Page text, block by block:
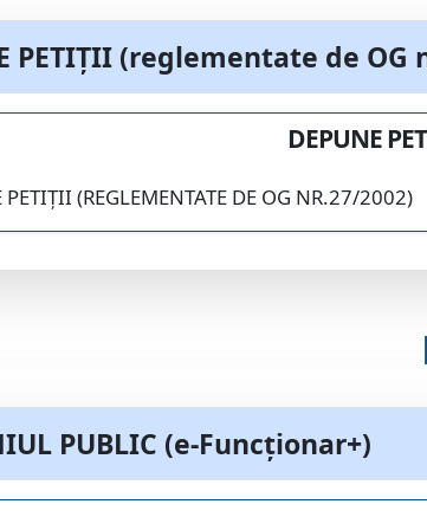
PETIȚII (reglementate de
DEPUNE
PETIȚII (REGLEMENTATE DE OG NR.27/2002)
PUBLIC (e-Funcționar+)